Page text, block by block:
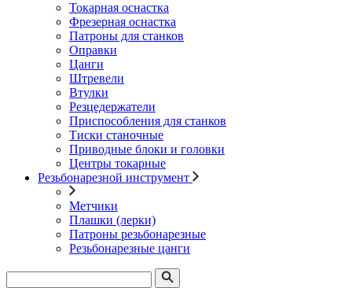
Токарная оснастка
Фрезерная оснастка
Патроны для станков
Оправки
Цанги
Штревели
Втулки
Резцедержатели
Приспособления для станков
Тиски станочные
Приводные блоки и головки
Центры токарные
Резьбонарезной инструмент
Метчики
Плашки (лерки)
Патроны резьбонарезные
Резьбонарезные цанги